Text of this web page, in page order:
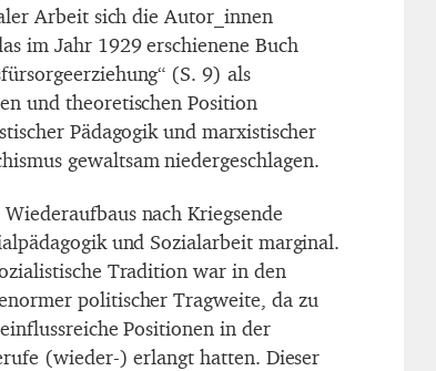
Arbeit sich die Autor_innen
im Jahr 1929 erschienene Buch
(S. 9) als
und theoretischen Position
Pädagogik und marxistischer
gewaltsam niedergeschlagen.
nach Kriegsende
und Sozialarbeit marginal.
Tradition war in den
politischer Tragweite, da zu
Positionen in der
(wieder-) erlangt hatten. Dieser